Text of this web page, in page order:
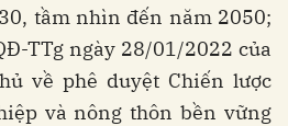
tầm nhìn đến năm 2050;
TTg ngày 28/01/2022 của
về phê duyệt Chiến lược
và nông thôn bền vững